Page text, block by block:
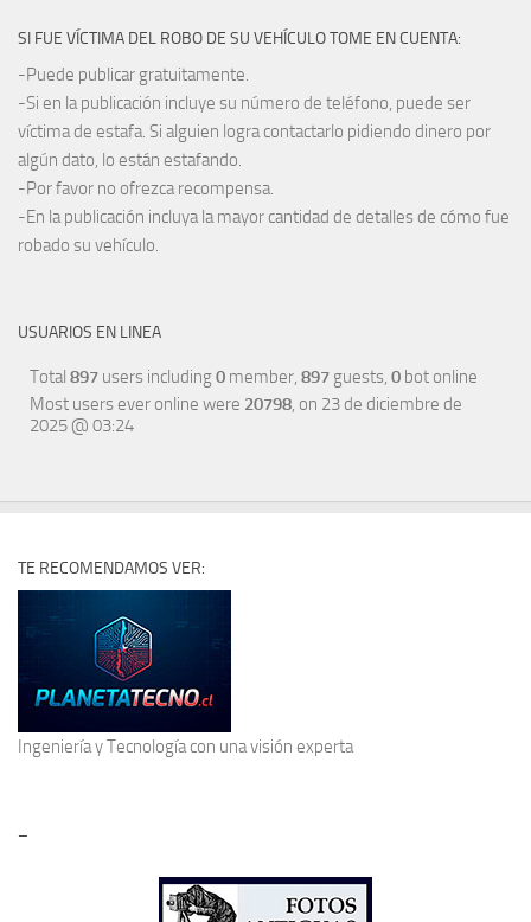
SI FUE VÍCTIMA DEL ROBO DE SU VEHÍCULO TOME EN CUENTA:
-Puede publicar gratuitamente.
-Si en la publicación incluye su número de teléfono, puede ser
víctima de estafa. Si alguien logra contactarlo pidiendo dinero por
algún dato, lo están estafando.
-Por favor no ofrezca recompensa.
-En la publicación incluya la mayor cantidad de detalles de cómo fue
robado su vehículo.
USUARIOS EN LINEA
Total 897 users including0 member, 897 guests, 0 bot online
Most users ever online were 20798, on 23 de diciembre de
2025 @ 03:24
TE RECOMENDAMOS VER:
Ingeniería y Tecnologíacon una visión experta
–